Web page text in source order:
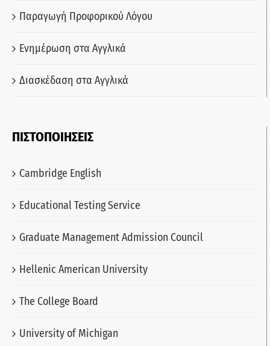
Παραγωγή Προφορικού Λόγου
Ενημέρωση στα Αγγλικά
Διασκέδαση στα Αγγλικά
ΠΙΣΤΟΠΟΙΗΣΕΙΣ
Cambridge English
Educational Testing Service
Graduate Management Admission Council
Hellenic American University
The College Board
University of Michigan